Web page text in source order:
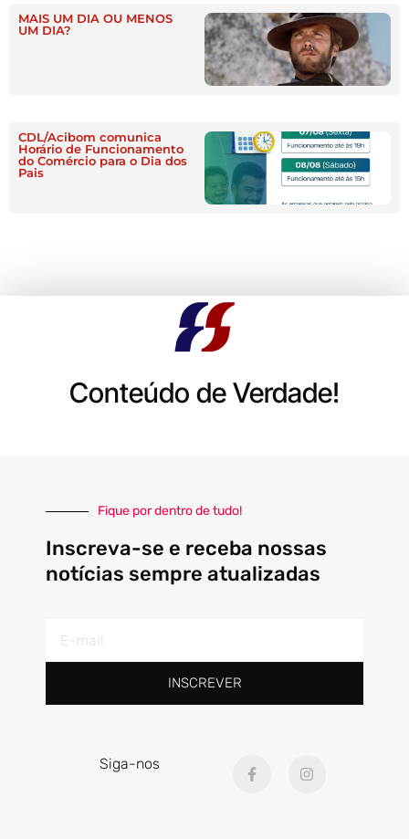
MAIS UM DIA OU MENOS
UM DIA?
CDL/Acibom comunica
Horário de Funcionamento
do Comércio para o Dia dos
Pais
Conteúdo de Verdade!
Fique por dentro de tudo!
Inscreva-se e receba nossas
notícias sempre atualizadas
mail
INSCREVER
Siga-nos
a
n